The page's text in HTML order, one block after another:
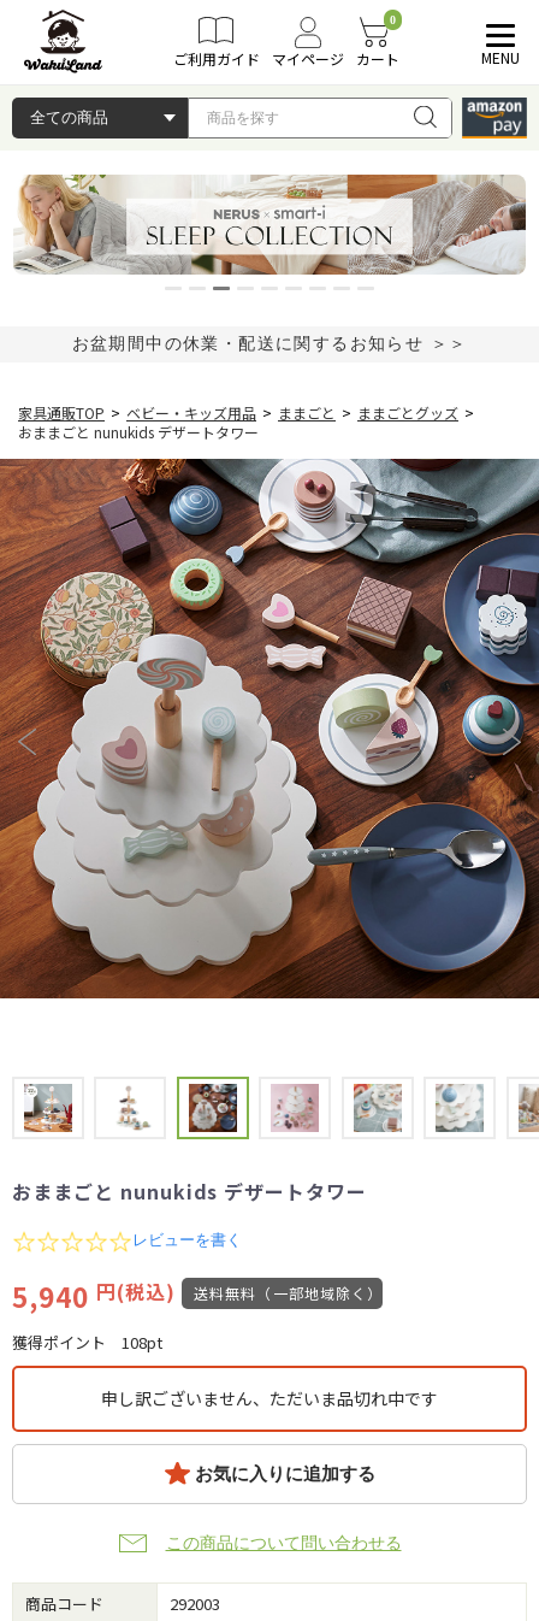
ご利用ガイド マイページ
0
カート MENU
お盆期間中の休業・配送に関するお知らせ ＞＞
家具通販TOP > ベビー・キッズ用品 > ままごと > ままごとグッズ >
おままごと nunukids デザートタワー
おままごと nunukids デザートタワー
0.0
rating
レビューを書く
5,940 円(税込) 送料無料（一部地域除く）
獲得ポイント 108pt
申し訳ございません、ただいま品切れ中です
お気に入りに追加する
この商品について問い合わせる
商品コード
292003